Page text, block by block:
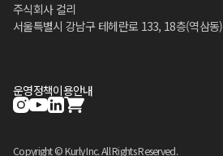
주식회사 컬리
서울특별시 강남구 테헤란로 133, 18층(역삼동)
운영정책이용안내
Copyright © Kurly Inc. All Rights Reserved.